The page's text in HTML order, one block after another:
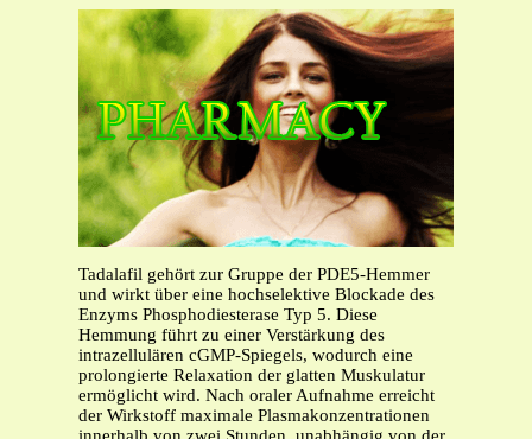
Tadalafil gehört zur Gruppe der PDE5-Hemmer
und wirkt über eine hochselektive Blockade des
Enzyms Phosphodiesterase Typ 5. Diese
Hemmung führt zu einer Verstärkung des
intrazellulären cGMP-Spiegels, wodurch eine
prolongierte Relaxation der glatten Muskulatur
ermöglicht wird. Nach oraler Aufnahme erreicht
der Wirkstoff maximale Plasmakonzentrationen